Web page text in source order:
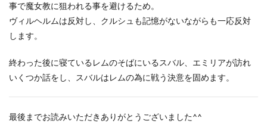
事で魔女教に狙われる事を避けるため。
ヴィルヘルムは反対し、クルシュも記憶がないながらも一応反対
します。
終わった後に寝ているレムのそばにいるスバル、エミリアが訪れ
いくつか話をし、スバルはレムの為に戦う決意を固めます。
最後までお読みいただきありがとうございました^^